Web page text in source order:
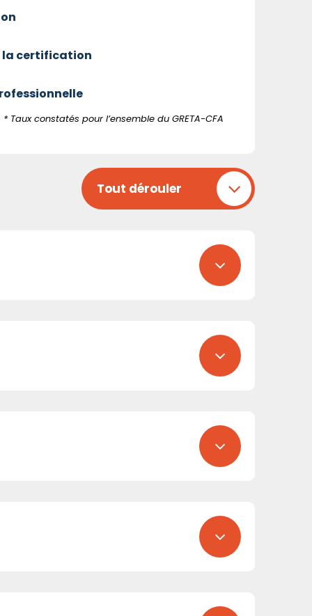
la certification
* Taux constatés pour l’ensemble du GRETA-CFA
Tout dérouler